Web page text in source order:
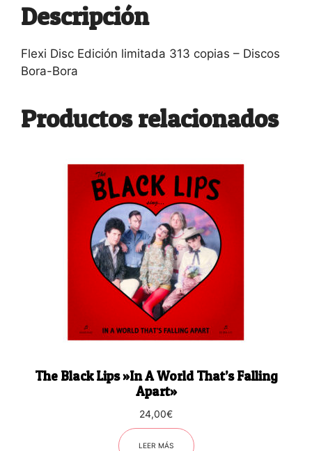
Descripción
Flexi Disc Edición limitada 313 copias – Discos
Bora-Bora
Productos relacionados
The Black Lips ‎»In A World That’s Falling
Apart»
24,00€
LEER MÁS